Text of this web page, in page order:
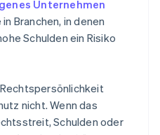
Unternehmen
Branchen, in denen
Schulden ein Risiko
nicht. Wenn das
Schulden oder